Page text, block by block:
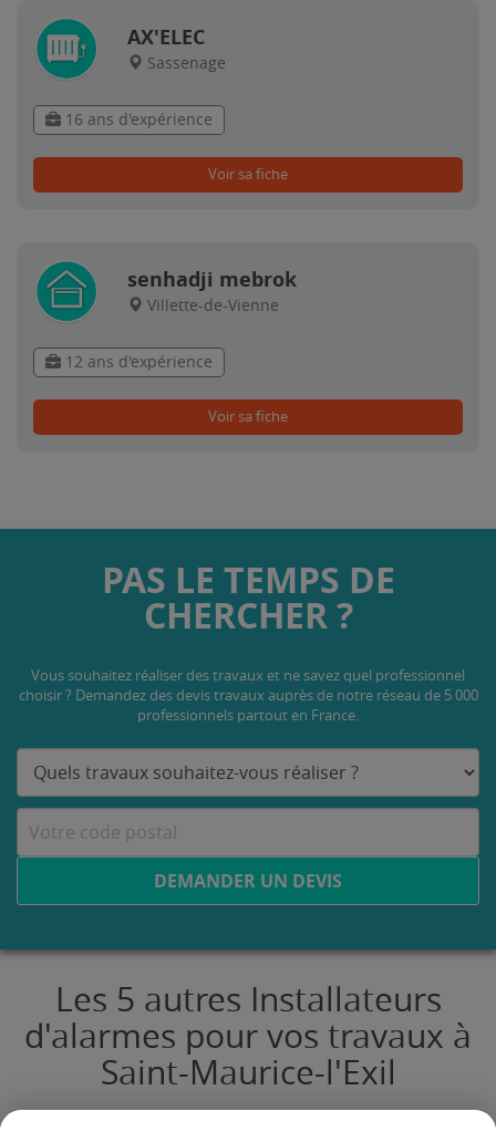
AX'ELEC
Sassenage
16 ans d'expérience
Voir sa fiche
senhadji mebrok
Villette-de-Vienne
12 ans d'expérience
Voir sa fiche
PAS LE TEMPS DE
CHERCHER ?
Vous souhaitez réaliser des travaux et ne savez quel professionnel
choisir ? Demandez des devis travaux auprès de notre réseau de 5 000
professionnels partout en France.
DEMANDER UN DEVIS
Les 5 autres Installateurs
d'alarmes pour vos travaux à
Saint-Maurice-l'Exil